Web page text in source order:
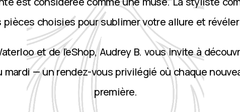
choisies pour sublimer votre allure et
et de l’eShop, Audrey B. vous invite à
mardi — un rendez-vous privilégié où chaque
première.